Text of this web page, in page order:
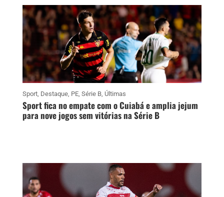
Sport, Destaque, PE, Série B, Últimas
Sport fica no empate com o Cuiabá e amplia jejum
para nove jogos sem vitórias na Série B